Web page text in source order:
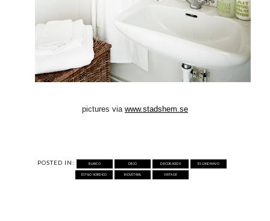
pictures via www.stadshem.se
POSTED IN: BLANCO DECO DECORACIÓN ESCANDINAVO
ESTILO NÓRDICO INDUSTRIAL VINTAGE